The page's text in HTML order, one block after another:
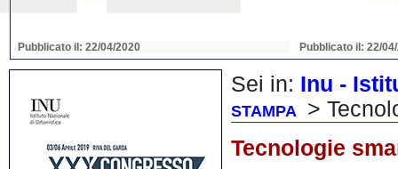
Pubblicato il: 22/04/2020 Pubblicato il: 22/
Sei in: Inu -
STAMPA
>
Tecnologie